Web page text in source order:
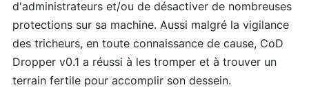
d'administrateurs et/ou de désactiver de nombreuses
protections sur sa machine. Aussi malgré la vigilance
des tricheurs, en toute connaissance de cause, CoD
Dropper v0.1 a réussi à les tromper et à trouver un
terrain fertile pour accomplir son dessein.